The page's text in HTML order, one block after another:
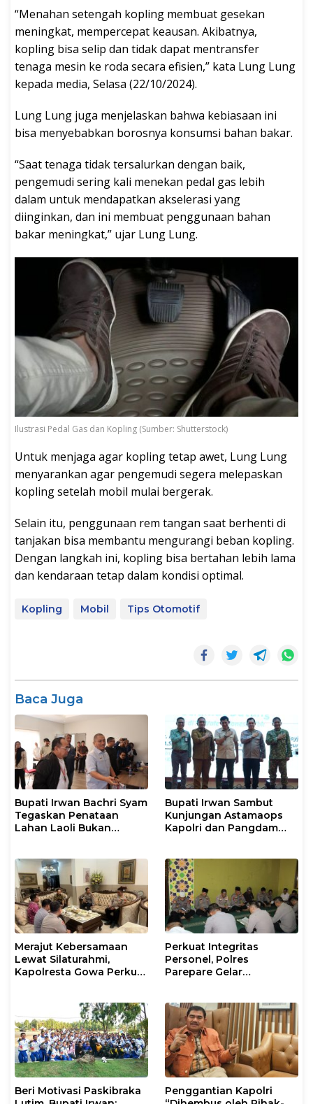
“Menahan setengah kopling membuat gesekan
meningkat, mempercepat keausan. Akibatnya,
kopling bisa selip dan tidak dapat mentransfer
tenaga mesin ke roda secara efisien,” kata Lung Lung
kepada media, Selasa (22/10/2024).
Lung Lung juga menjelaskan bahwa kebiasaan ini
bisa menyebabkan borosnya konsumsi bahan bakar.
“Saat tenaga tidak tersalurkan dengan baik,
pengemudi sering kali menekan pedal gas lebih
dalam untuk mendapatkan akselerasi yang
diinginkan, dan ini membuat penggunaan bahan
bakar meningkat,” ujar Lung Lung.
Ilustrasi Pedal Gas dan Kopling (Sumber: Shutterstock)
Untuk menjaga agar kopling tetap awet, Lung Lung
menyarankan agar pengemudi segera melepaskan
kopling setelah mobil mulai bergerak.
Selain itu, penggunaan rem tangan saat berhenti di
tanjakan bisa membantu mengurangi beban kopling.
Dengan langkah ini, kopling bisa bertahan lebih lama
dan kendaraan tetap dalam kondisi optimal.
Kopling Mobil Tips Otomotif
Baca Juga
Bupati Irwan Bachri Syam
Tegaskan Penataan
Lahan Laoli Bukan
Bupati Irwan Sambut
Kunjungan Astamaops
Kapolri dan Pangdam
Merajut Kebersamaan
Lewat Silaturahmi,
Kapolresta Gowa Perkuat
Perkuat Integritas
Personel, Polres
Parepare Gelar
Beri Motivasi Paskibraka
Penggantian Kapolri